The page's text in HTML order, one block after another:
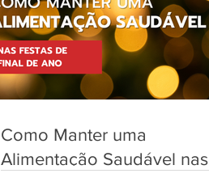
Como Manter uma
Alimentação Saudável nas